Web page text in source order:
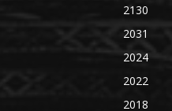
2130
2031
2024
2022
2018